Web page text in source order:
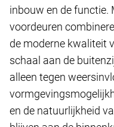
inbouw en de
voordeuren
de moderne kwaliteit
schaal aan de
alleen tegen
en de natuurlijkheid